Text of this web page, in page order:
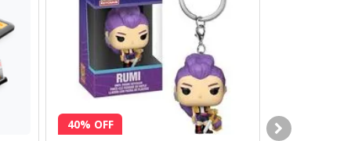
40% OFF
15% OFF